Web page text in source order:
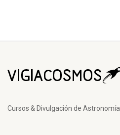
Cursos & Divulgación de Astronomía